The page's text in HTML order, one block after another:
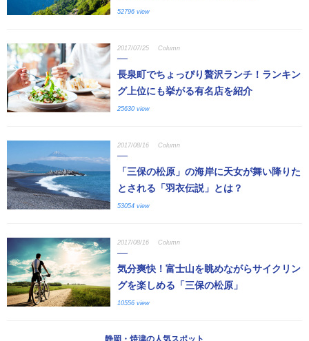
52796 view
2017/07/25 Column
長泉町でちょっぴり贅沢ランチ！ランキン
グ上位にも挙がる有名店を紹介
25630 view
2017/08/16 Column
「三保の松原」の海岸に天女が舞い降りた
とされる「羽衣伝説」とは？
53054 view
2017/08/16 Column
気分爽快！富士山を眺めながらサイクリン
グを楽しめる「三保の松原」
10556 view
静岡・焼津の人気スポット